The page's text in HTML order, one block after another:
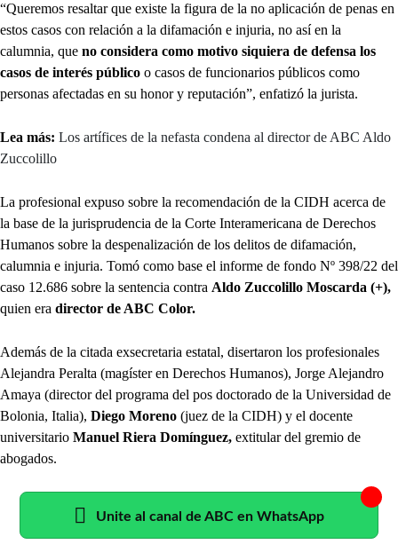
“Queremos resaltar que existe la figura de la no aplicación de penas en
estos casos con relación a la difamación e injuria, no así en la
calumnia, que no considera como motivo siquiera de defensa los
casos de interés público o casos de funcionarios públicos como
personas afectadas en su honor y reputación”, enfatizó la jurista.
Lea más: Los artífices de la nefasta condena al director de ABC Aldo
Zuccolillo
La profesional expuso sobre la recomendación de la CIDH acerca de
la base de la jurisprudencia de la Corte Interamericana de Derechos
Humanos sobre la despenalización de los delitos de difamación,
calumnia e injuria. Tomó como base el informe de fondo Nº 398/22 del
caso 12.686 sobre la sentencia contra Aldo Zuccolillo Moscarda (+),
quien era director de ABC Color.
Además de la citada exsecretaria estatal, disertaron los profesionales
Alejandra Peralta (magíster en Derechos Humanos), Jorge Alejandro
Amaya (director del programa del pos doctorado de la Universidad de
Bolonia, Italia), Diego Moreno (juez de la CIDH) y el docente
universitario Manuel Riera Domínguez, extitular del gremio de
abogados.
Unite al canal de ABC en WhatsApp